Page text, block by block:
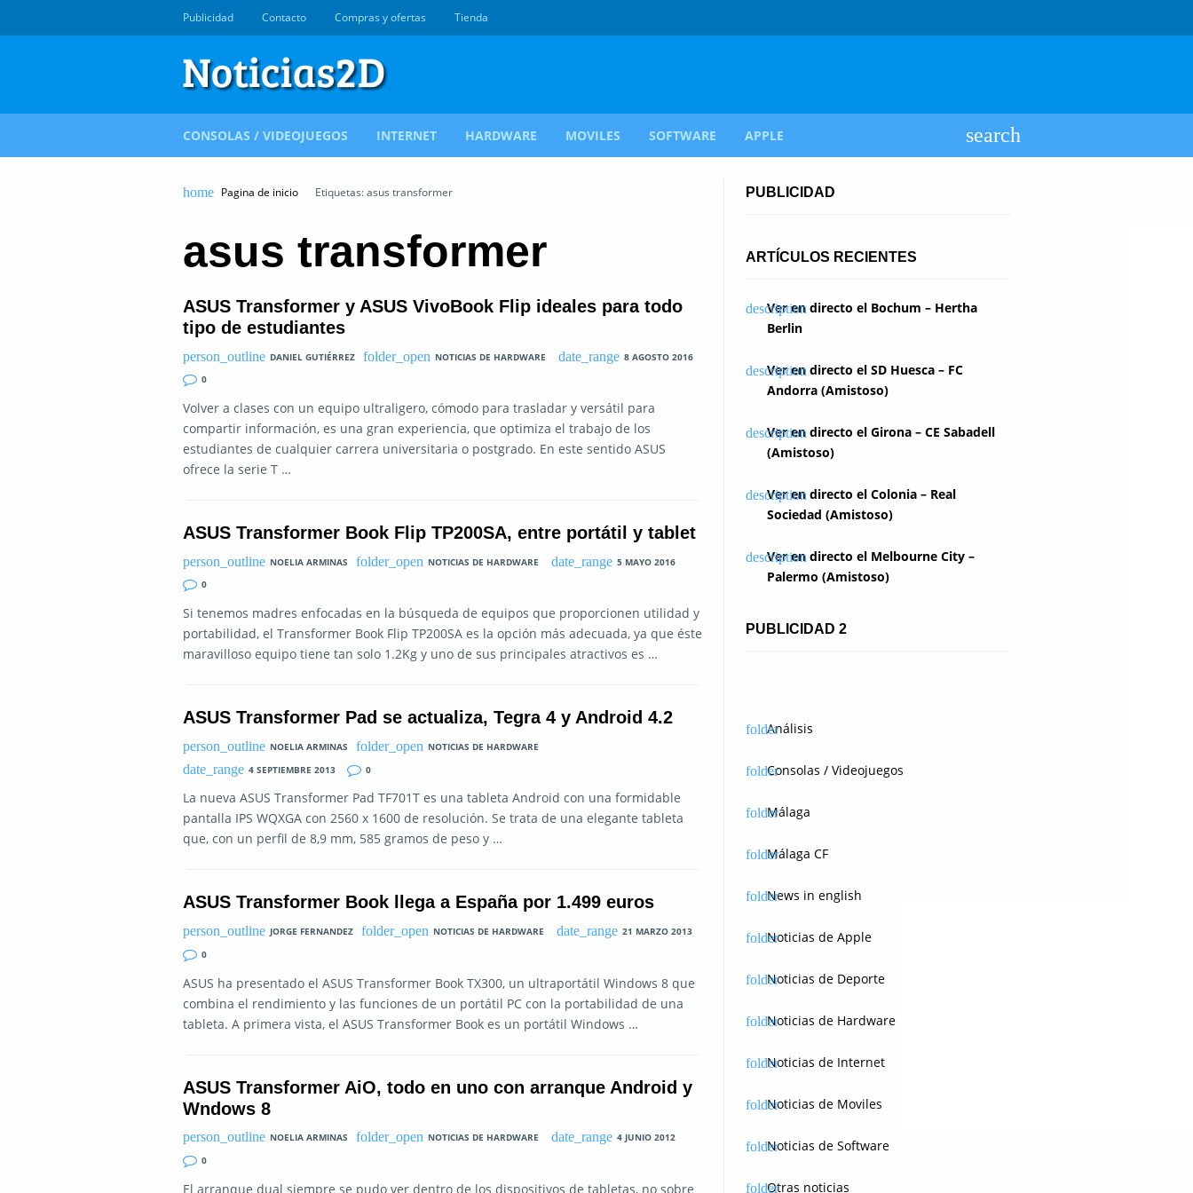
Publicidad Contacto Compras y ofertas Tienda
CONSOLAS / VIDEOJUEGOS INTERNET HARDWARE MOVILES SOFTWARE APPLE
Pagina de inicio Etiquetas: asus transformer
asus transformer
ASUS Transformer y ASUS VivoBook Flip ideales para todo
tipo de estudiantes
DANIEL GUTIÉRREZ NOTICIAS DE HARDWARE
8 AGOSTO 2016
0
Volver a clases con un equipo ultraligero, cómodo para trasladar y versátil para
compartir información, es una gran experiencia, que optimiza el trabajo de los
estudiantes de cualquier carrera universitaria o postgrado. En este sentido ASUS
ofrece la serie T …
ASUS Transformer Book Flip TP200SA, entre portátil y tablet
NOELIA ARMINAS NOTICIAS DE HARDWARE
5 MAYO 2016
0
Si tenemos madres enfocadas en la búsqueda de equipos que proporcionen utilidad y
portabilidad, el Transformer Book Flip TP200SA es la opción más adecuada, ya que éste
maravilloso equipo tiene tan solo 1.2Kg y uno de sus principales atractivos es …
ASUS Transformer Pad se actualiza, Tegra 4 y Android 4.2
NOELIA ARMINAS
NOTICIAS DE HARDWARE
4 SEPTIEMBRE 2013
0
La nueva ASUS Transformer Pad TF701T es una tableta Android con una formidable
pantalla IPS WQXGA con 2560 x 1600 de resolución. Se trata de una elegante tableta
que, con un perfil de 8,9 mm, 585 gramos de peso y …
ASUS Transformer Book llega a España por 1.499 euros
JORGE FERNANDEZ NOTICIAS DE HARDWARE
21 MARZO 2013
0
ASUS ha presentado el ASUS Transformer Book TX300, un ultraportátil Windows 8 que
combina el rendimiento y las funciones de un portátil PC con la portabilidad de una
tableta. A primera vista, el ASUS Transformer Book es un portátil Windows …
ASUS Transformer AiO, todo en uno con arranque Android y
Wndows 8
NOELIA ARMINAS NOTICIAS DE HARDWARE
4 JUNIO 2012
0
El arranque dual siempre se pudo ver dentro de los dispositivos de tabletas, no sobre
PUBLICIDAD
ARTÍCULOS RECIENTES
Ver en directo el Bochum – Hertha
Berlin
Ver en directo el SD Huesca – FC
Andorra (Amistoso)
Ver en directo el Girona – CE Sabadell
(Amistoso)
Ver en directo el Colonia – Real
Sociedad (Amistoso)
Ver en directo el Melbourne City –
Palermo (Amistoso)
PUBLICIDAD 2
Análisis
Consolas / Videojuegos
Málaga
Málaga CF
News in english
Noticias de Apple
Noticias de Deporte
Noticias de Hardware
Noticias de Internet
Noticias de Moviles
Noticias de Software
Otras noticias